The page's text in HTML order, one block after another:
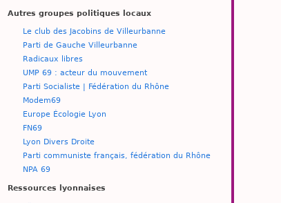
Autres groupes politiques locaux
Le club des Jacobins de Villeurbanne
Parti de Gauche Villeurbanne
Radicaux libres
UMP 69 : acteur du mouvement
Parti Socialiste | Fédération du Rhône
Modem69
Europe Écologie Lyon
FN69
Lyon Divers Droite
Parti communiste français, fédération du Rhône
NPA 69
Ressources lyonnaises